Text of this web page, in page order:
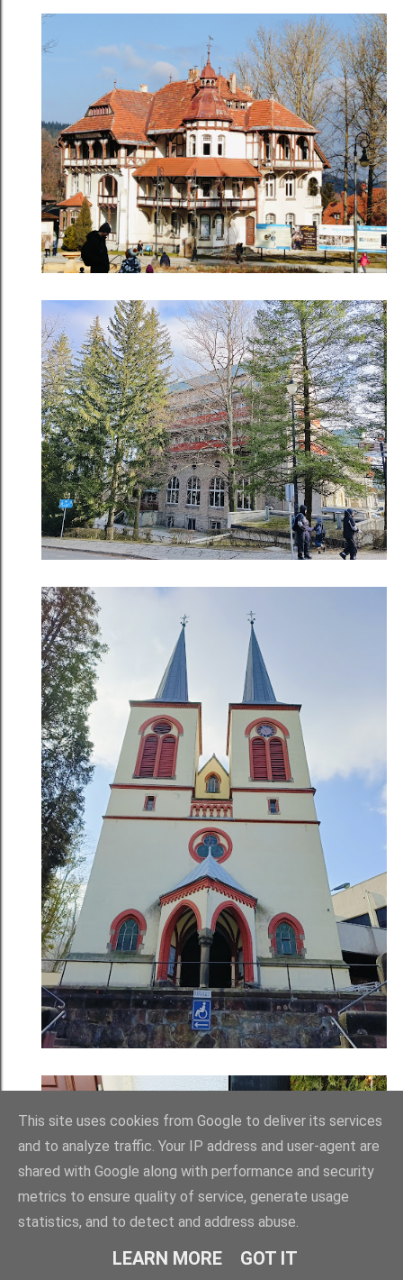
This site uses cookies from Google to deliver its services
and to analyze traffic. Your IP address and user-agent are
shared with Google along with performance and security
metrics to ensure quality of service, generate usage
statistics, and to detect and address abuse.
LEARN MORE GOT IT